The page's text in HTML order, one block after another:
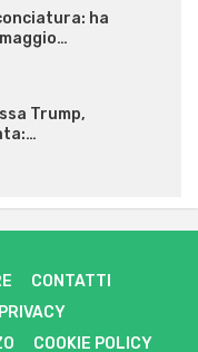
ha
Trump,
CONTATTI
COOKIE POLICY